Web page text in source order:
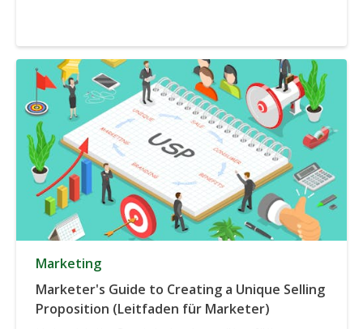
Marketing
Marketer's Guide to Creating a Unique Selling
Proposition (Leitfaden für Marketer)